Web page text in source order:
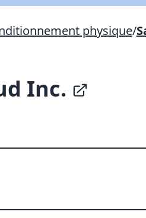
physique/
Inc.
X Fermer Envoyez
Copier lien
X Fermer